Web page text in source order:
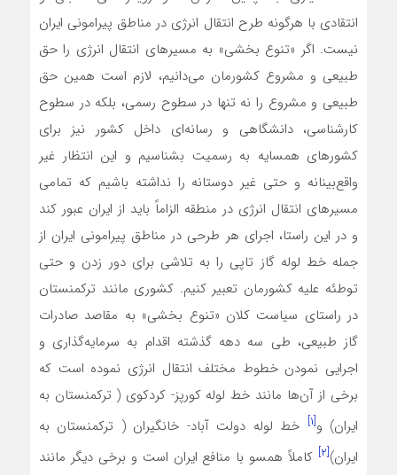
انتقادی با هرگونه طرح انتقال انرژی در مناطق پیرامونی ایران
نیست. اگر «تنوع بخشی» به مسیرهای انتقال انرژی را حق
طبیعی و مشروع کشورمان‌‌ می‌دانیم، لازم است همین حق
طبیعی و مشروع را نه تنها در سطوح رسمی، بلکه در سطوح
کارشناسی، دانشگاهی و رسانه‌ای داخل کشور نیز برای
کشورهای همسایه به رسمیت بشناسیم و این انتظار غیر
واقع‌بینانه و حتی غیر دوستانه را نداشته باشیم که تمامی
مسیرهای انتقال انرژی در منطقه الزاماً باید از ایران عبور کند
و در این راستا، اجرای هر طرحی در مناطق پیرامونی ایران از
جمله خط لوله گاز تاپی را به تلاشی برای دور زدن و حتی
توطئه علیه کشورمان تعبیر کنیم. کشوری مانند ترکمنستان
در راستای سیاست کلان «تنوع بخشی»‌‌ به مقاصد صادرات
گاز طبیعی، طی سه دهه گذشته اقدام به سرمایه‌گذاری و
اجرایی نمودن خطوط مختلف انتقال انرژی نموده است که
برخی از آن‌‌ها مانند خط لوله کورپز- کردکوی ( ترکمنستان به
ایران) و[۱]
خط لوله دولت آباد- خانگیران‌‌‌‌ ( ترکمنستان به
ایران)[۲]
کاملاً همسو با منافع ایران است و برخی دیگر مانند